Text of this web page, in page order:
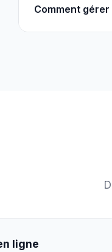
Comment
ligne